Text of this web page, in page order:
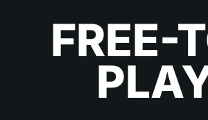
FREE-